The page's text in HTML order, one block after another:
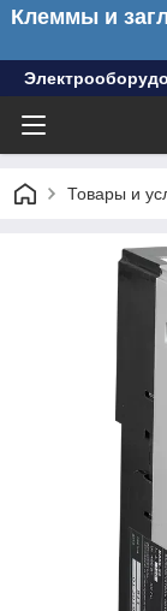
Клеммы и
Товары и